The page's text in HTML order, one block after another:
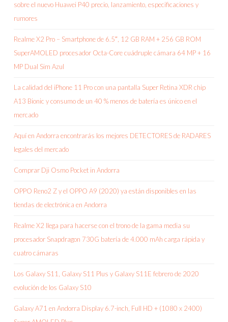
sobre el nuevo Huawei P40 precio, lanzamiento, especificaciones y
rumores
Realme X2 Pro – Smartphone de 6.5″, 12 GB RAM + 256 GB ROM
SuperAMOLED procesador Octa-Core cuádruple cámara 64 MP + 16
MP Dual Sim Azul
La calidad del iPhone 11 Pro con una pantalla Super Retina XDR chip
A13 Bionic y consumo de un 40 % menos de batería es único en el
mercado
Aquí en Andorra encontrarás los mejores DETECTORES de RADARES
legales del mercado
Comprar Dji Osmo Pocket in Andorra
OPPO Reno2 Z y el OPPO A9 (2020) ya están disponibles en las
tiendas de electrónica en Andorra
Realme X2 llega para hacerse con el trono de la gama media su
procesador Snapdragon 730G batería de 4.000 mAh carga rápida y
cuatro cámaras
Los Galaxy S11, Galaxy S11 Plus y Galaxy S11E febrero de 2020
evolución de los Galaxy S10
Galaxy A71 en Andorra Display 6.7-inch, Full HD + (1080 x 2400)